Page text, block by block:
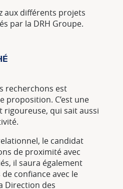
aux différents projets
par la DRH Groupe.
recherchons est
proposition. C’est une
rigoureuse, qui sait aussi
le candidat
de proximité avec
il saura également
confiance avec le
Direction des